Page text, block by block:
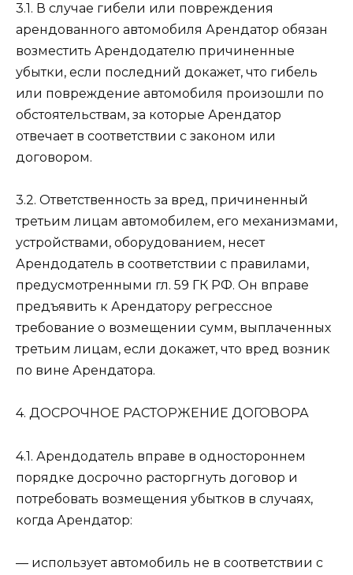
3.1. В случае гибели или повреждения
арендованного автомобиля Арендатор обязан
возместить Арендодателю причиненные
убытки, если последний докажет, что гибель
или повреждение автомобиля произошли по
обстоятельствам, за которые Арендатор
отвечает в соответствии с законом или
договором.
3.2. Ответственность за вред, причиненный
третьим лицам автомобилем, его механизмами,
устройствами, оборудованием, несет
Арендодатель в соответствии с правилами,
предусмотренными гл. 59 ГК РФ. Он вправе
предъявить к Арендатору регрессное
требование о возмещении сумм, выплаченных
третьим лицам, если докажет, что вред возник
по вине Арендатора.
4. ДОСРОЧНОЕ РАСТОРЖЕНИЕ ДОГОВОРА
4.1. Арендодатель вправе в одностороннем
порядке досрочно расторгнуть договор и
потребовать возмещения убытков в случаях,
когда Арендатор:
— использует автомобиль не в соответствии с